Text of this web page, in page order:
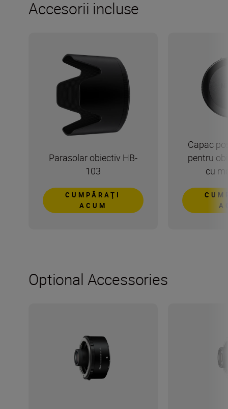
Accesorii incluse
Parasolar obiectiv HB-
103
CUMPĂRAŢI
ACUM
Capac
pentru
cu
Optional Accessories